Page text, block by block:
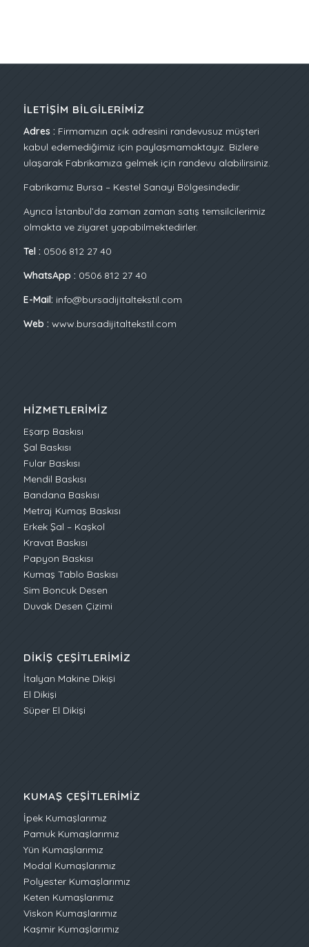
İLETIŞIM BILGILERIMIZ
Adres : Firmamızın açık adresini randevusuz müşteri
kabul edemediğimiz için paylaşmamaktayız. Bizlere
ulaşarak Fabrikamıza gelmek için randevu alabilirsiniz.
Fabrikamız Bursa – Kestel Sanayi Bölgesindedir.
Ayrıca İstanbul’da zaman zaman satış temsilcilerimiz
olmakta ve ziyaret yapabilmektedirler.
Tel : 0506 812 27 40
WhatsApp : 0506 812 27 40
E-Mail: info@bursadijitaltekstil.com
Web : www.bursadijitaltekstil.com
HIZMETLERIMIZ
Eşarp Baskısı
Şal Baskısı
Fular Baskısı
Mendil Baskısı
Bandana Baskısı
Metraj Kumaş Baskısı
Erkek Şal – Kaşkol
Kravat Baskısı
Papyon Baskısı
Kumaş Tablo Baskısı
Sim Boncuk Desen
Duvak Desen Çizimi
DIKIŞ ÇEŞITLERIMIZ
İtalyan Makine Dikişi
El Dikişi
Süper El Dikişi
KUMAŞ ÇEŞITLERIMIZ
İpek Kumaşlarımız
Pamuk Kumaşlarımız
Yün Kumaşlarımız
Modal Kumaşlarımız
Polyester Kumaşlarımız
Keten Kumaşlarımız
Viskon Kumaşlarımız
Kaşmir Kumaşlarımız